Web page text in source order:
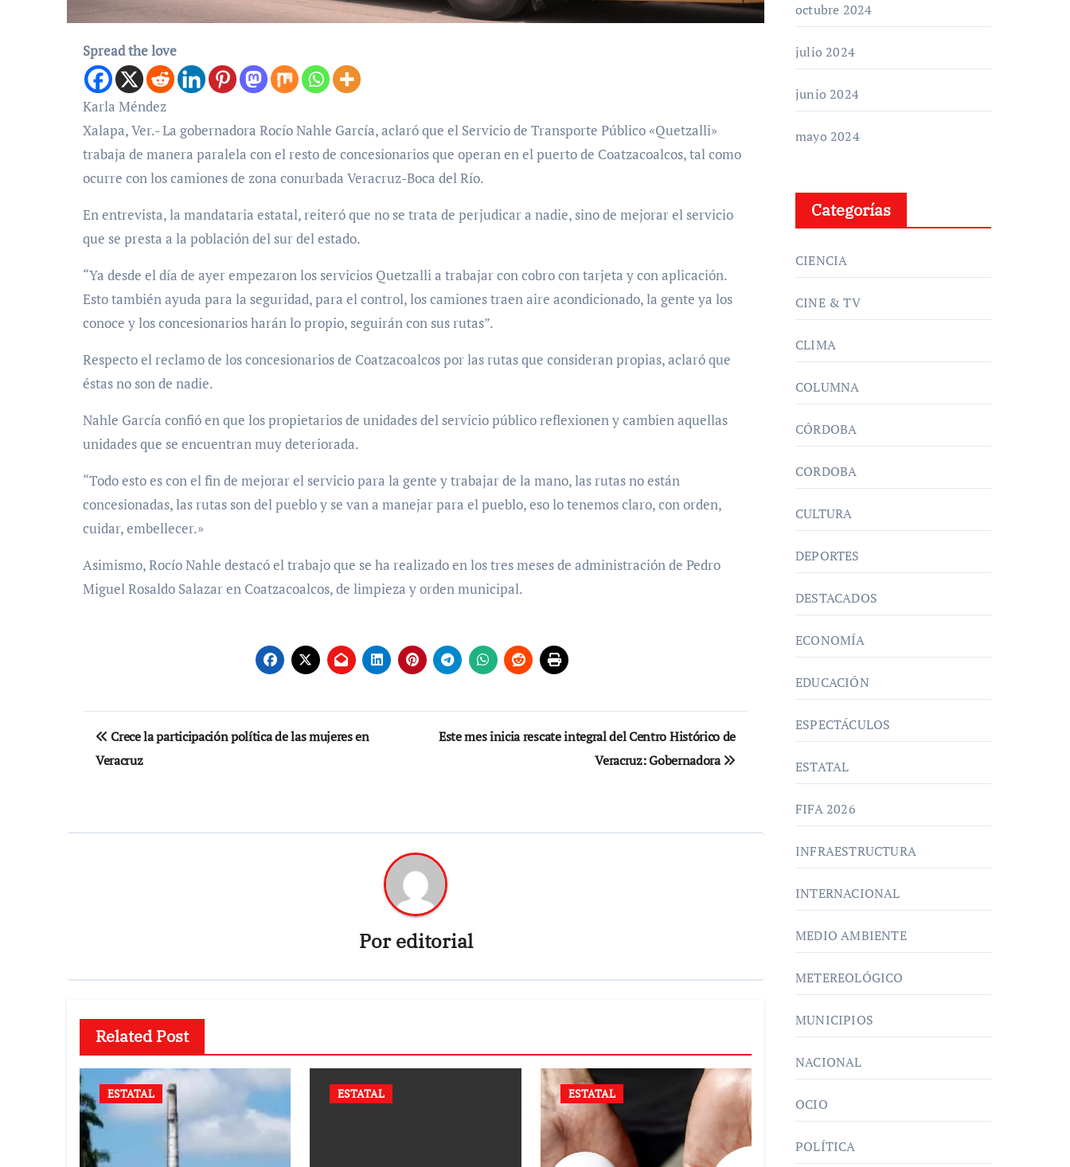
Spread the love
Karla Méndez
Xalapa, Ver.- La gobernadora Rocío Nahle García, aclaró que el Servicio de Transporte Público «Quetzalli»
trabaja de manera paralela con el resto de concesionarios que operan en el puerto de Coatzacoalcos, tal como
ocurre con los camiones de zona conurbada Veracruz-Boca del Río.
En entrevista, la mandataria estatal, reiteró que no se trata de perjudicar a nadie, sino de mejorar el servicio
que se presta a la población del sur del estado.
“Ya desde el día de ayer empezaron los servicios Quetzalli a trabajar con cobro con tarjeta y con aplicación.
Esto también ayuda para la seguridad, para el control, los camiones traen aire acondicionado, la gente ya los
conoce y los concesionarios harán lo propio, seguirán con sus rutas”.
Respecto el reclamo de los concesionarios de Coatzacoalcos por las rutas que consideran propias, aclaró que
éstas no son de nadie.
Nahle García confió en que los propietarios de unidades del servicio público reflexionen y cambien aquellas
unidades que se encuentran muy deteriorada.
“Todo esto es con el fin de mejorar el servicio para la gente y trabajar de la mano, las rutas no están
concesionadas, las rutas son del pueblo y se van a manejar para el pueblo, eso lo tenemos claro, con orden,
cuidar, embellecer.»
Asimismo, Rocío Nahle destacó el trabajo que se ha realizado en los tres meses de administración de Pedro
Miguel Rosaldo Salazar en Coatzacoalcos, de limpieza y orden municipal.
Navegación
de
Crece la participación política de las mujeres en
Veracruz
Este mes inicia rescate integral del Centro Histórico de
Veracruz: Gobernadora
Poreditorial
Related Post
ESTATAL ESTATAL ESTATAL
octubre 2024
julio 2024
junio 2024
mayo 2024
Categorías
CIENCIA
CINE & TV
CLIMA
COLUMNA
CÓRDOBA
CORDOBA
CULTURA
DEPORTES
DESTACADOS
ECONOMÍA
EDUCACIÓN
ESPECTÁCULOS
ESTATAL
FIFA 2026
INFRAESTRUCTURA
INTERNACIONAL
MEDIO AMBIENTE
METEREOLÓGICO
MUNICIPIOS
NACIONAL
OCIO
POLÍTICA